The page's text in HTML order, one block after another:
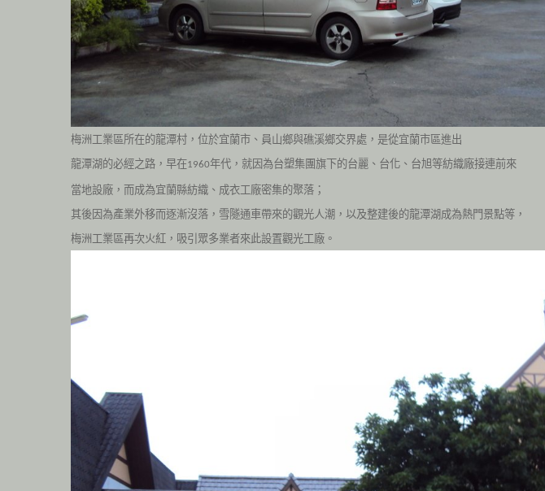
梅洲工業區所在的龍潭村，位於宜蘭市、員山鄉與礁溪鄉交界處，是從宜蘭市區進出
龍潭湖的必經之路，早在1960年代，就因為台塑集團旗下的台麗、台化、台旭等紡織廠接連前來
當地設廠，而成為宜蘭縣紡織、成衣工廠密集的聚落；
其後因為產業外移而逐漸沒落， 雪隧通車帶來的觀光人潮，以及整建後的龍潭湖成為熱門景點等，
梅洲工業區再次火紅，吸引眾多業者來此設置觀光工廠。